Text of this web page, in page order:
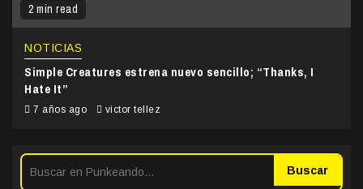
2 min read
NOTICIAS
Simple Creatures estrena nuevo sencillo; “Thanks, I
Hate It”
7 años ago victor tellez
Buscar